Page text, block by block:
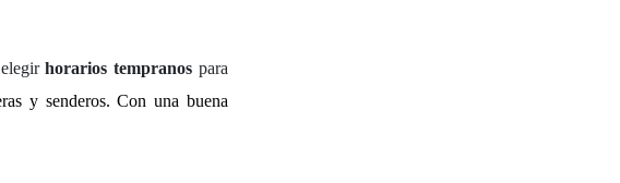
horarios tempranos para
y senderos. Con una buena